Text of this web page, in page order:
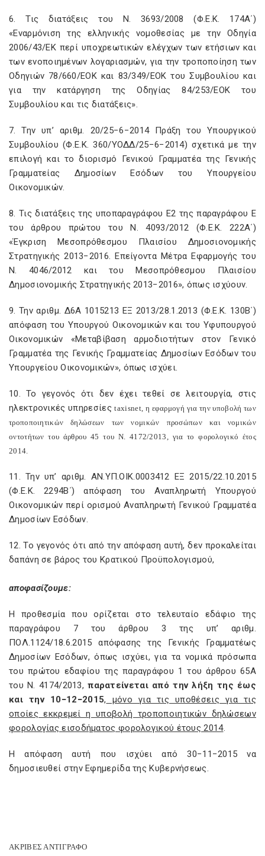
6. Τις διατάξεις του Ν. 3693/2008 (Φ.Ε.Κ. 174Α΄)
«Εναρμόνιση της ελληνικής νομοθεσίας με την Οδηγία
2006/43/ΕΚ περί υποχρεωτικών ελέγχων των ετήσιων και
των ενοποιημένων λογαριασμών, για την τροποποίηση των
Οδηγιών 78/660/ΕΟΚ και 83/349/ΕΟΚ του Συμβουλίου και
για την κατάργηση της Οδηγίας 84/253/ΕΟΚ του
Συμβουλίου και τις διατάξεις».
7. Την υπ’ αριθμ. 20/25−6−2014 Πράξη του Υπουργικού
Συμβουλίου (Φ.Ε.Κ. 360/ΥΟΔΔ/25−6−2014) σχετικά με την
επιλογή και το διορισμό Γενικού Γραμματέα της Γενικής
Γραμματείας Δημοσίων Εσόδων του Υπουργείου
Οικονομικών.
8. Τις διατάξεις της υποπαραγράφου Ε2 της παραγράφου Ε
του άρθρου πρώτου του Ν. 4093/2012 (Φ.Ε.Κ. 222Α΄)
«Έγκριση Μεσοπρόθεσμου Πλαισίου Δημοσιονομικής
Στρατηγικής 2013−2016. Επείγοντα Μέτρα Εφαρμογής του
Ν. 4046/2012 και του Μεσοπρόθεσμου Πλαισίου
Δημοσιονομικής Στρατηγικής 2013−2016», όπως ισχύουν.
9. Την αριθμ. Δ6Α 1015213 ΕΞ 2013/28.1.2013 (Φ.Ε.Κ. 130Β΄)
απόφαση του Υπουργού Οικονομικών και του Υφυπουργού
Οικονομικών «Μεταβίβαση αρμοδιοτήτων στον Γενικό
Γραμματέα της Γενικής Γραμματείας Δημοσίων Εσόδων του
Υπουργείου Οικονομικών», όπως ισχύει.
10. Το γεγονός ότι δεν έχει τεθεί σε λειτουργία, στις
ηλεκτρονικές υπηρεσίεςtaxisnet, η εφαρμογή για την υποβολή των
τροποποιητικών δηλώσεων των νομικών προσώπων και νομικών
οντοτήτων του άρθρου 45 του Ν. 4172/2013, για το φορολογικό έτος
2014.
11. Την υπ’ αριθμ. ΑΝ.ΥΠ.ΟΙΚ.0003412 ΕΞ 2015/22.10.2015
(Φ.Ε.Κ. 2294Β΄) απόφαση του Αναπληρωτή Υπουργού
Οικονομικών περί ορισμού Αναπληρωτή Γενικού Γραμματέα
Δημοσίων Εσόδων.
12. Το γεγονός ότι από την απόφαση αυτή, δεν προκαλείται
δαπάνη σε βάρος του Κρατικού Προϋπολογισμού,
αποφασίζουμε:
Η προθεσμία που ορίζεται στο τελευταίο εδάφιο της
παραγράφου 7 του άρθρου 3 της υπ’ αριθμ.
ΠΟΛ.1124/18.6.2015 απόφασης της Γενικής Γραμματέως
Δημοσίων Εσόδων, όπως ισχύει, για τα νομικά πρόσωπα
του πρώτου εδαφίου της παραγράφου 1 του άρθρου 65Α
του Ν. 4174/2013,παρατείνεται από την λήξη της έως
και την 10−12−2015, μόνο για τις υποθέσεις για τις
οποίες εκκρεμεί η υποβολή τροποποιητικών δηλώσεων
φορολογίας εισοδήματος φορολογικού έτους 2014.
Η απόφαση αυτή που ισχύει από 30−11−2015 να
δημοσιευθεί στην Εφημερίδα της Κυβερνήσεως.
ΑΚΡΙΒΕΣ ΑΝΤΙΓΡΑΦΟ